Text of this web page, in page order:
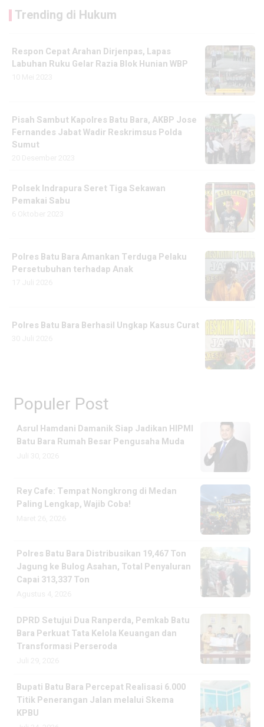
Trending di Hukum
Respon Cepat Arahan Dirjenpas, Lapas
Labuhan Ruku Gelar Razia Blok Hunian WBP
Pisah Sambut Kapolres Batu Bara, AKBP Jose
Fernandes Jabat Wadir Reskrimsus Polda
Sumut
Polsek Indrapura Seret Tiga Sekawan
Pemakai Sabu
Polres Batu Bara Amankan Terduga Pelaku
Persetubuhan terhadap Anak
Polres Batu Bara Berhasil Ungkap Kasus Curat
Populer Post
Asrul Hamdani Damanik Siap Jadikan HIPMI
Batu Bara Rumah Besar Pengusaha Muda
Rey Cafe: Tempat Nongkrong di Medan
Paling Lengkap, Wajib Coba!
Polres Batu Bara Distribusikan 19,467 Ton
Jagung ke Bulog Asahan, Total Penyaluran
Capai 313,337 Ton
DPRD Setujui Dua Ranperda, Pemkab Batu
Bara Perkuat Tata Kelola Keuangan dan
Transformasi Perseroda
Bupati Batu Bara Percepat Realisasi 6.000
Titik Penerangan Jalan melalui Skema
KPBU